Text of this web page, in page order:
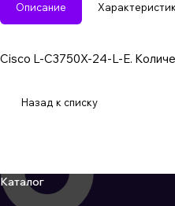
Описание
Cisco L-C3750X-24-L-E.
Назад к списку
Каталог